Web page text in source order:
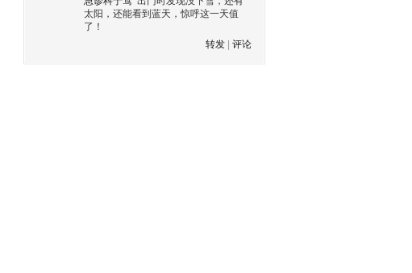
太阳，还能看到蓝天，惊呼这一天值
了！
转发
评论